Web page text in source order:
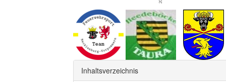
Inhaltsverzeichnis